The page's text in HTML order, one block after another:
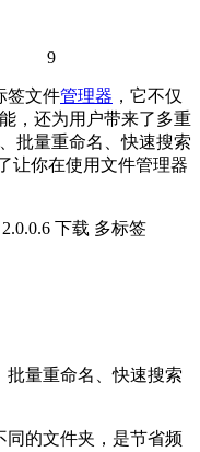
9
签文件管理器 ，它不仅
，还为用户带来了多重
批量重命名、快速搜索
让你在使用文件管理器
批量重命名、快速搜索
同的文件夹，是节省频